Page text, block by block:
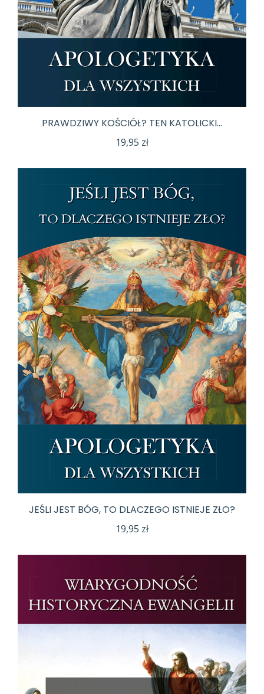
PRAWDZIWY KOŚCIÓŁ? TEN KATOLICKI…
19,95 zł
JEŚLI JEST BÓG, TO DLACZEGO ISTNIEJE ZŁO?
19,95 zł